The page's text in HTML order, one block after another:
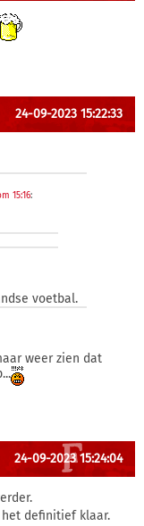
24-09-2023 15:22:33
15:16:
voetbal.
weer zien dat
24-09-2023 15:24:04
het definitief klaar.